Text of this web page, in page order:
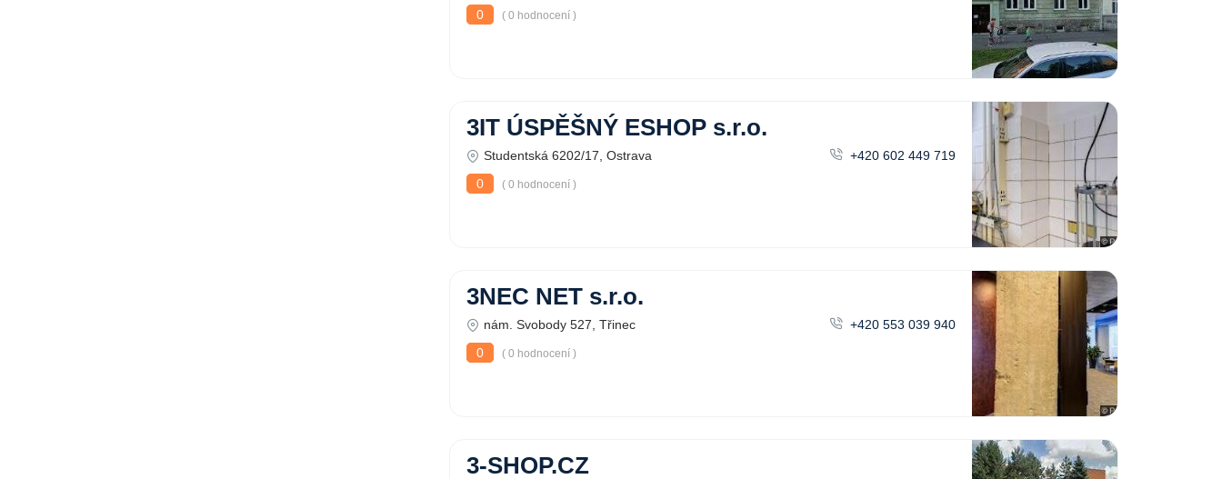
0
( 0 hodnocení )
3IT ÚSPĚŠNÝ ESHOP s.r.o.
Studentská 6202/17, Ostrava
+420 602 449 719
0
( 0 hodnocení )
3NEC NET s.r.o.
nám. Svobody 527, Třinec
+420 553 039 940
0
( 0 hodnocení )
3-SHOP.CZ